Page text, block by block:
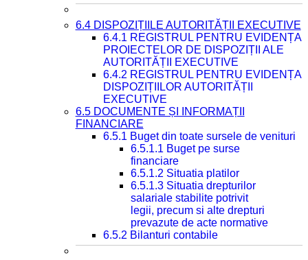
6.4 DISPOZIȚIILE AUTORITĂȚII EXECUTIVE
6.4.1 REGISTRUL PENTRU EVIDENȚA
PROIECTELOR DE DISPOZIȚII ALE
AUTORITĂȚII EXECUTIVE
6.4.2 REGISTRUL PENTRU EVIDENȚA
DISPOZIȚIILOR AUTORITĂȚII
EXECUTIVE
6.5 DOCUMENTE ȘI INFORMAȚII
FINANCIARE
6.5.1 Buget din toate sursele de venituri
6.5.1.1 Buget pe surse
financiare
6.5.1.2 Situatia platilor
6.5.1.3 Situatia drepturilor
salariale stabilite potrivit
legii, precum si alte drepturi
prevazute de acte normative
6.5.2 Bilanturi contabile